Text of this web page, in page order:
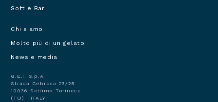
Soft e Bar
Navigazione
principale
footer
Chi siamo
Molto più di un gelato
News e media
G.E.I. S.p.A.
Strada Cebrosa 23/25
10036 Settimo Torinese
(TO) | ITALY